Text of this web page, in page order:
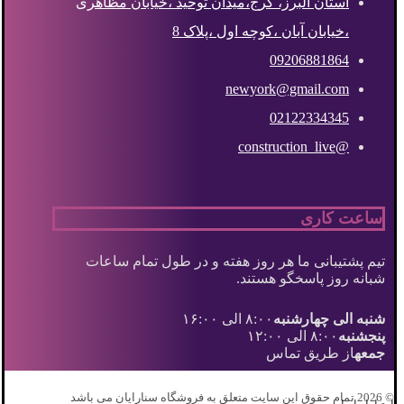
،خیابان آبان ،کوچه اول ،پلاک 8
09206881864
newyork@gmail.com
02122334345
@construction_live
ساعت کاری
تیم پشتیبانی ما هر روز هفته و در طول تمام ساعات
شبانه روز پاسخگو هستند.
شنبه الی چهارشنبه ۸:۰۰ الی ۱۶:۰۰
پنجشنبه ۸:۰۰ الی ۱۲:۰۰
جمعهاز طریق تماس
© 2026 تمام حقوق این سایت متعلق به فروشگاه سنارایان می باشد